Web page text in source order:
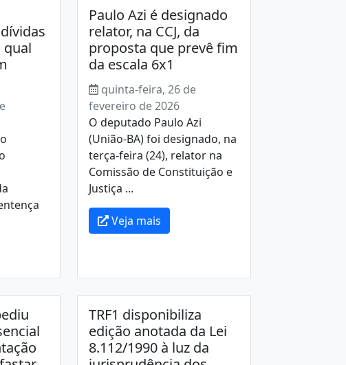
qual
Paulo Azi é designado
relator, na CCJ, da
proposta que prevê fim
da escala 6x1
quinta-feira, 26 de
fevereiro de 2026
O deputado Paulo Azi
(União-BA) foi designado, na
terça-feira (24), relator na
Comissão de Constituição e
Justiça ...
Veja mais
TRF1 disponibiliza
edição anotada da Lei
8.112/1990 à luz da